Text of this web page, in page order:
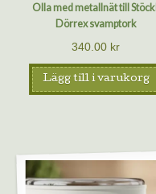
Olla med metallnät till
Dörrex svamptork
340.00 kr
Lägg till i varukorg